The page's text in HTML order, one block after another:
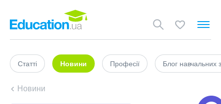
Статті Новини Професії Блог навчальних
Новини